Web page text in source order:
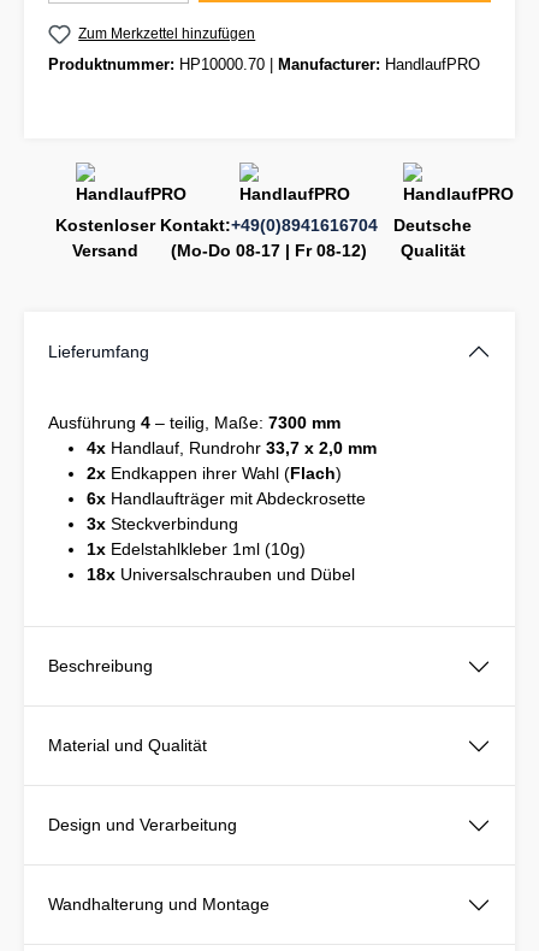
Zum Merkzettel hinzufügen
Produktnummer: HP10000.70 Manufacturer: HandlaufPRO
Kostenloser
Versand
Kontakt:+49(0)8941616704
(Mo-Do 08-17 | Fr 08-12)
Deutsche
Qualität
Lieferumfang
Ausführung 4 – teilig, Maße: 7300 mm
4x Handlauf, Rundrohr 33,7 x 2,0 mm
2x Endkappen ihrer Wahl (Flach)
6x Handlaufträger mit Abdeckrosette
3x Steckverbindung
1x Edelstahlkleber 1ml (10g)
18x Universalschrauben und Dübel
Beschreibung
Material und Qualität
Design und Verarbeitung
Wandhalterung und Montage